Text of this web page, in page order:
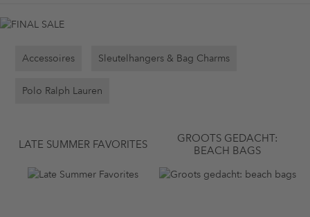
Accessoires Sleutelhangers & Bag Charms
Polo Ralph Lauren
LATE SUMMER FAVORITES
GROOTS GEDACHT:
BEACH BAGS